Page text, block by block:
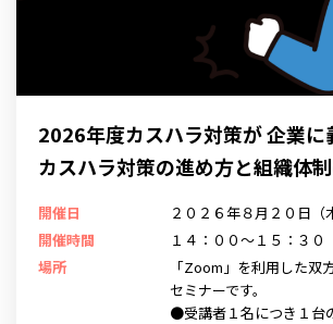
2026年度カスハラ対策が 企業に
カスハラ対策の進め方と組織体
開催日
２０２６年８月２０日（
開催時間
１４：００～１５：３０
場所
「Zoom」を利用した双
セミナーです。
●受講者１名につき１台